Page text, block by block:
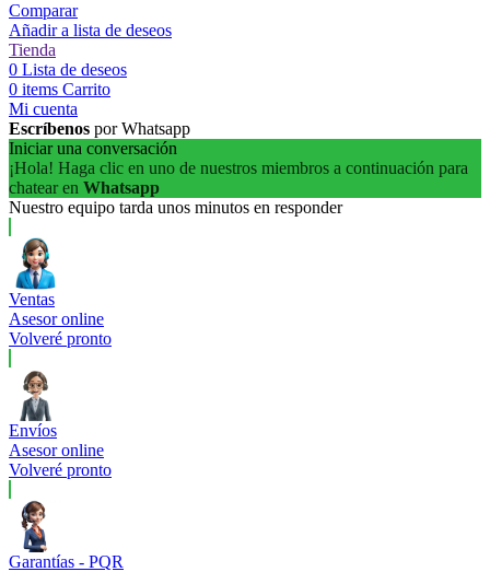
Comparar
Añadir a lista de deseos
Tienda
0 Lista de deseos
0 items Carrito
Mi cuenta
Escríbenos por Whatsapp
Iniciar una conversación
¡Hola! Haga clic en uno de nuestros miembros a continuación para
chatear en Whatsapp
Nuestro equipo tarda unos minutos en responder
Ventas
Asesor online
Volveré pronto
Envíos
Asesor online
Volveré pronto
Garantías - PQR